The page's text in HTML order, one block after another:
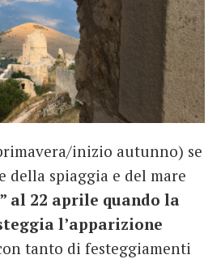
inizio autunno) se
della spiaggia e del mare
al 22 aprile quando la
l’apparizione
tanto di festeggiamenti